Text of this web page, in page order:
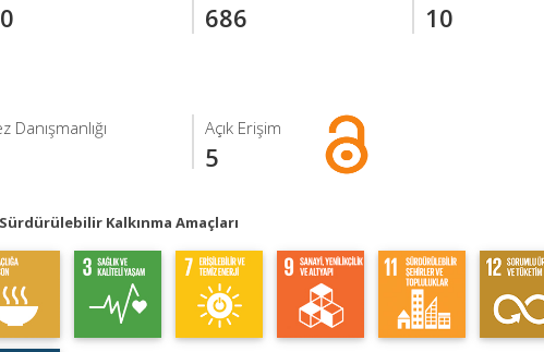
686 10
Danışmanlığı Açık Erişim
5
Kalkınma Amaçları